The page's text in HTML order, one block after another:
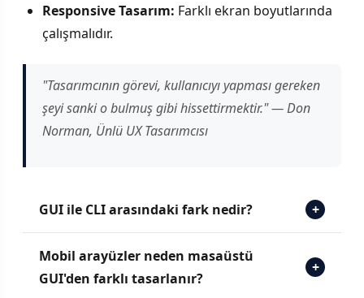
Responsive Tasarım: Farklı ekran boyutlarında
çalışmalıdır.
"Tasarımcının görevi, kullanıcıyı yapması gereken
şeyi sanki o bulmuş gibi hissettirmektir." — Don
Norman, Ünlü UX Tasarımcısı
GUI ile CLI arasındaki fark nedir? +
Mobil arayüzler neden masaüstü
GUI'den farklı tasarlanır?
+